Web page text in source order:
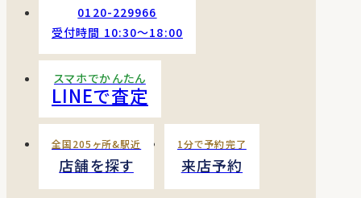
0120-229966
受付時間 10:30〜18:00
スマホでかんたん
LINEで査定
全国205ヶ所&駅近
店舗を探す
1分で予約完了
来店予約